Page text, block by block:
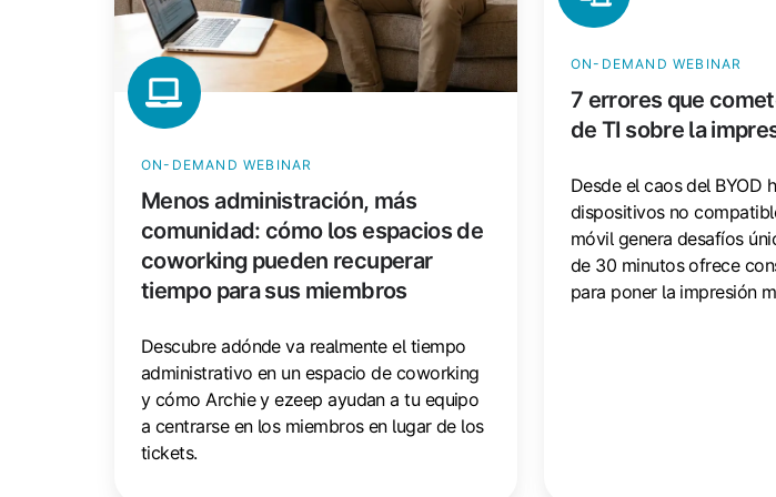
recuperar
tiempo
para
sus
ON-DEMAND WEBINAR
Menos administración, más
comunidad: cómo los espacios de
coworking pueden recuperar
tiempo para sus miembros
Descubre adónde va realmente el tiempo
administrativo en un espacio de coworking
y cómo Archie y ezeep ayudan a tu equipo
a centrarse en los miembros en lugar de los
tickets.
impresión
ON-DEMAND WEBINAR
7 errores que
de TI sobre la
Desde el caos del BYOD
dispositivos no
móvil genera desafíos
de 30 minutos ofrece
para poner la impresión